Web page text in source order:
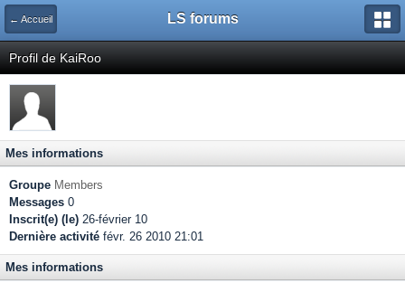
← Accueil LS forums
Profil de KaiRoo
Mes informations
Groupe Members
Messages 0
Inscrit(e) (le) 26-février 10
Dernière activité févr. 26 2010 21:01
Mes informations